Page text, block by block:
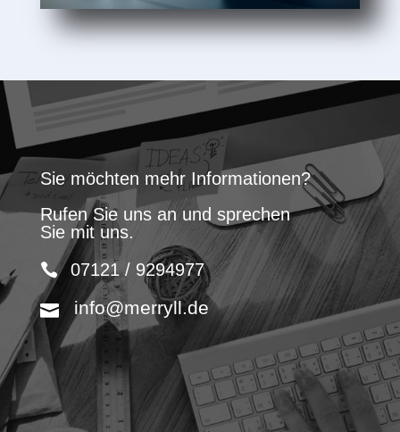
Sie möchten mehr Informationen?
Rufen Sie uns an und sprechen
Sie mit uns.
07121 / 9294977
info@merryll.de